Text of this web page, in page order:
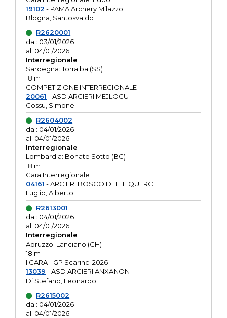
19102 - PAMA Archery Milazzo
Blogna, Santosvaldo
R2620001
dal: 03/01/2026
al: 04/01/2026
Interregionale
Sardegna: Torralba (SS)
18 m
COMPETIZIONE INTERREGIONALE
20061 - ASD ARCIERI MEJLOGU
Cossu, Simone
R2604002
dal: 04/01/2026
al: 04/01/2026
Interregionale
Lombardia: Bonate Sotto (BG)
18 m
Gara Interregionale
04161 - ARCIERI BOSCO DELLE QUERCE
Luglio, Alberto
R2613001
dal: 04/01/2026
al: 04/01/2026
Interregionale
Abruzzo: Lanciano (CH)
18 m
I GARA - GP Scarinci 2026
13039 - ASD ARCIERI ANXANON
Di Stefano, Leonardo
R2615002
dal: 04/01/2026
al: 04/01/2026